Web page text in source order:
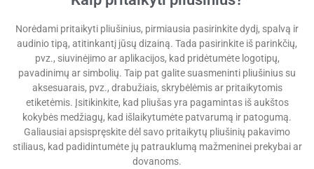
Norėdami pritaikyti pliušinius, pirmiausia pasirinkite dydį, spalvą ir
audinio tipą, atitinkantį jūsų dizainą. Tada pasirinkite iš parinkčių,
pvz., siuvinėjimo ar aplikacijos, kad pridėtumėte logotipų,
pavadinimų ar simbolių. Taip pat galite suasmeninti pliušinius su
aksesuarais, pvz., drabužiais, skrybėlėmis ar pritaikytomis
etiketėmis. Įsitikinkite, kad pliušas yra pagamintas iš aukštos
kokybės medžiagų, kad išlaikytumėte patvarumą ir patogumą.
Galiausiai apsispręskite dėl savo pritaikytų pliušinių pakavimo
stiliaus, kad padidintumėte jų patrauklumą mažmeninei prekybai ar
dovanoms.